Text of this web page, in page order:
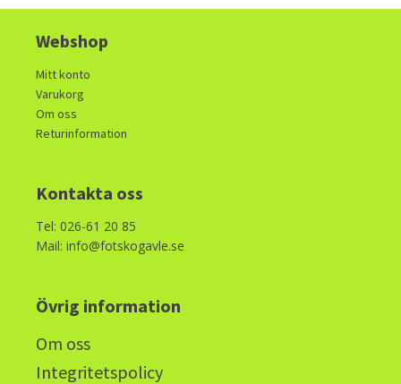
Webshop
Mitt konto
Varukorg
Om oss
Returinformation
Kontakta oss
Tel: 026-61 20 85
Mail: info@fotskogavle.se
Övrig information
Om oss
Integritetspolicy